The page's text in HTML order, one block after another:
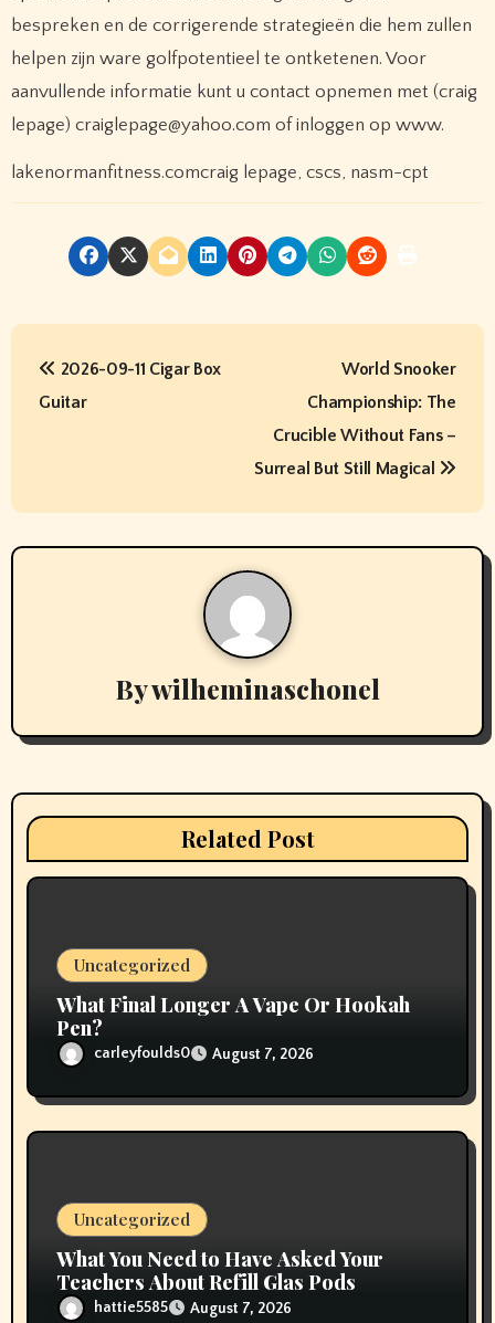
bespreken en de corrigerende strategieën die hem zullen
helpen zijn ware golfpotentieel te ontketenen. Voor
aanvullende informatie kunt u contact opnemen met (craig
lepage) craiglepage@yahoo.com of inloggen op www.
lakenormanfitness.comcraig lepage, cscs, nasm-cpt
P
n
a
a
t
o
2026-09-11 Cigar Box
Guitar
World Snooker
Championship: The
Crucible Without Fans –
Surreal But Still Magical
Bywilheminaschonel
Related Post
Uncategorized
What Final Longer A Vape Or Hookah
Pen?
carleyfoulds0 August 7, 2026
Uncategorized
What You Need to Have Asked Your
Teachers About Refill Glas Pods
hattie5585 August 7, 2026